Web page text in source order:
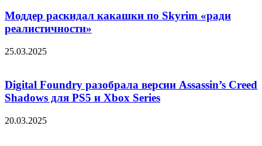
Моддер раскидал какашки по Skyrim «ради
реалистичности»
25.03.2025
Digital Foundry разобрала версии Assassin’s Creed
Shadows для PS5 и Xbox Series
20.03.2025